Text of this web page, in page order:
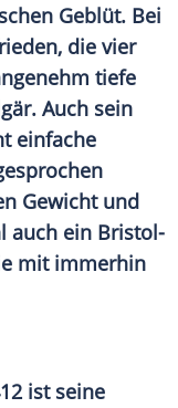
Geblüt. Bei
die vier
tiefe
Auch sein
einfache
Gewicht und
auch ein Bristol-
mit immerhin
ist seine